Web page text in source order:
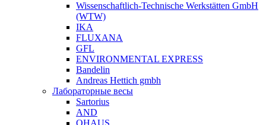
Wissenschaftlich-Technische Werkstätten GmbH
(WTW)
IKA
FLUXANA
GFL
ENVIRONMENTAL EXPRESS
Bandelin
Andreas Hettich gmbh
Лабораторные весы
Sartorius
AND